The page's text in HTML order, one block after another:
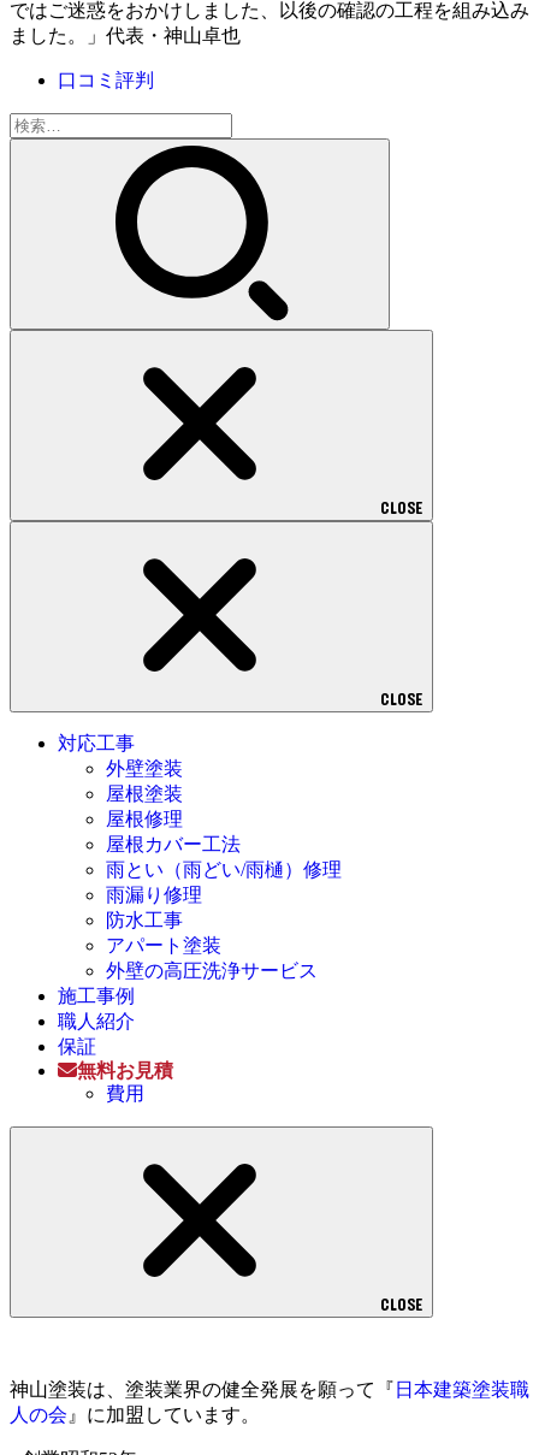
ではご迷惑をおかけしました、以後の確認の工程を組み込み
ました。」代表・神山卓也
口コミ評判
検
索:
CLOSE
CLOSE
対応工事
外壁塗装
屋根塗装
屋根修理
屋根カバー工法
雨とい（雨どい/雨樋）修理
雨漏り修理
防水工事
アパート塗装
外壁の高圧洗浄サービス
施工事例
職人紹介
保証
無料お見積
費用
CLOSE
神山塗装は、塗装業界の健全発展を願って『 日本建築塗装職
人の会』に加盟しています。